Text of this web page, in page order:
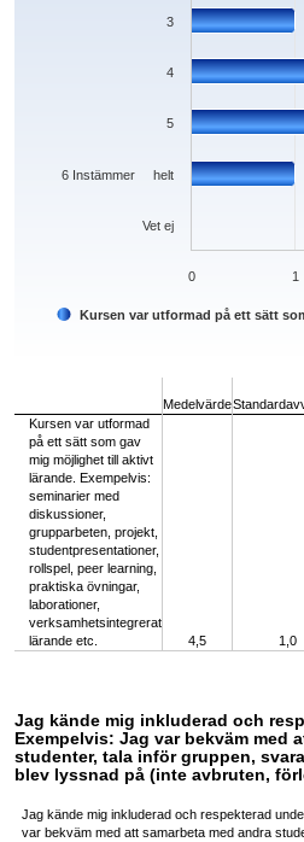
Kursen var utformad på ett sätt
Vet ej
6 Instämmer helt
5
4
3
0 1
Medelvärde
Kursen var utformad
på ett sätt som gav
mig möjlighet till aktivt
lärande. Exempelvis:
seminarier med
diskussioner,
grupparbeten, projekt,
studentpresentationer,
rollspel, peer learning,
praktiska övningar,
laborationer,
verksamhetsintegrerat
lärande etc.
4,5 1,0
Jag kände mig inkluderad och
Exempelvis: Jag var bekväm med
studenter, tala inför gruppen,
blev lyssnad på (inte avbruten,
Jag kände mig inkluderad och respekterad
var bekväm med att samarbeta med andra